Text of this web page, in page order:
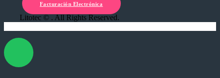
Facturación Electrónica
Litotec © . All Rights Reserved.